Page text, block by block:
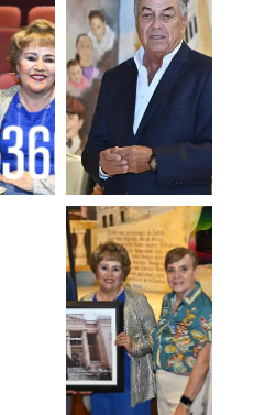
Foto:
Alejandro
Rodríguez